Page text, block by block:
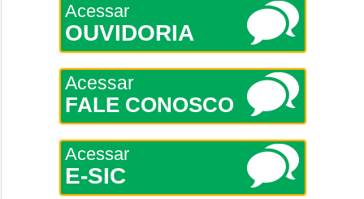
Acessar
OUVIDORIA
Acessar
FALE CONOSCO
Acessar
E-SIC